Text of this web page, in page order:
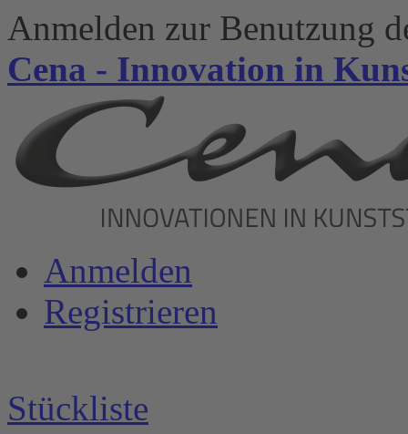
Anmelden zur Benutzung
Cena - Innovation in
Anmelden
Registrieren
Stückliste